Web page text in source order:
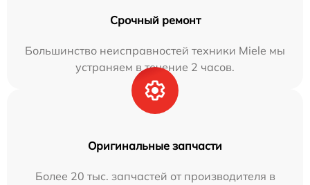
Срочный ремонт
Большинство неисправностей техники Miele мы
устраняем в течение 2 часов.
Оригинальные запчасти
Более 20 тыс. запчастей от производителя в